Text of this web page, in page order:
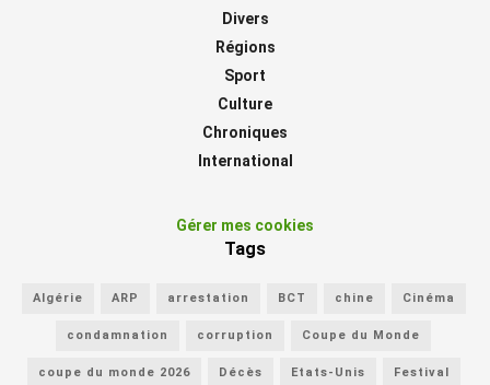
Divers
Régions
Sport
Culture
Chroniques
International
Gérer mes cookies
Tags
Algérie ARP arrestation BCT chine Cinéma
condamnation corruption Coupe du Monde
coupe du monde 2026 Décès Etats-Unis Festival